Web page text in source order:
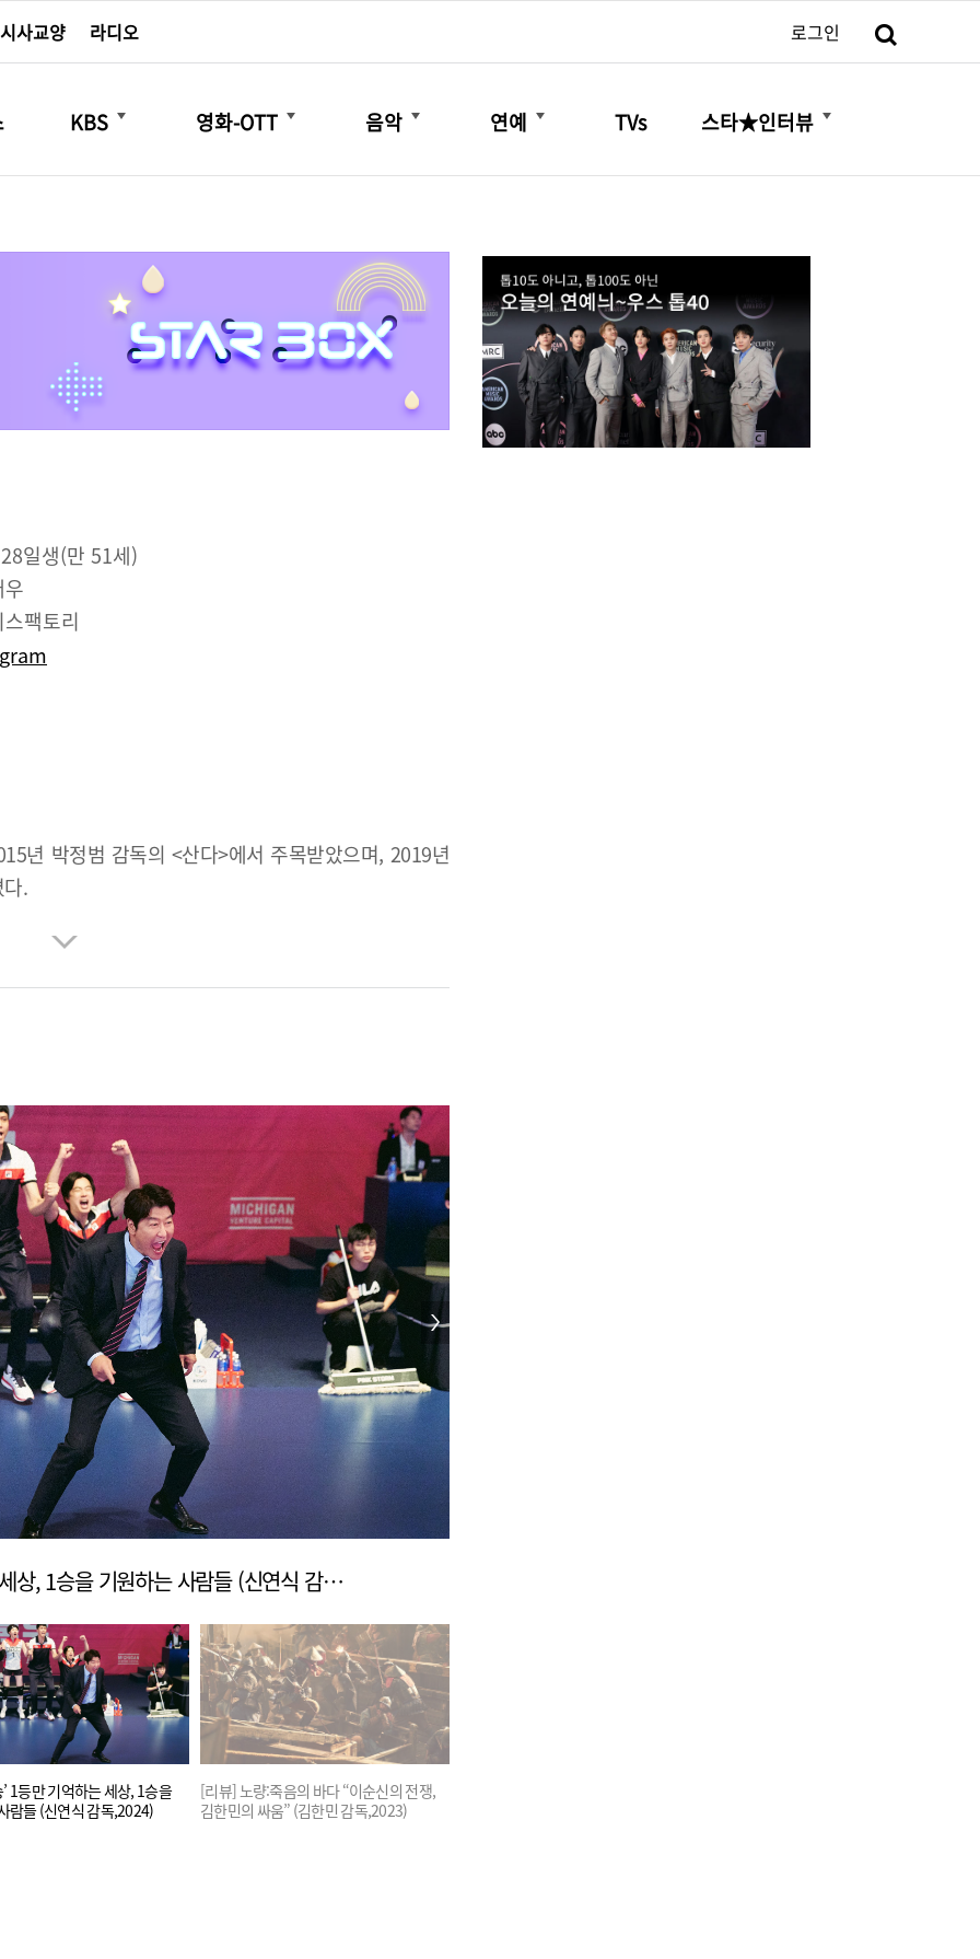
시사교양 라디오 로그인
KBS
더보기
영화-OTT
더보기
음악
더보기
연예
더보기
TVs 스타★인터뷰
더보기
일생(만 51세)
팩토리
년 박정범 감독의 <산다>에서 주목받았으며, 2019년
.
[리뷰] ‘1승’ 1등만 기억하는 세상, 1승을 기원하는 사람들 (신연식 감독,2024)
1등만 기억하는 세상, 1승을
람들 (신연식 감독,2024)
[리뷰] 노량:죽음의 바다 “이순신의 전쟁,
김한민의 싸움” (김한민 감독,2023)